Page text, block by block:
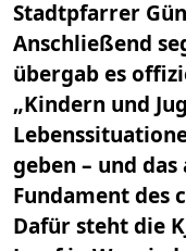
Stadtpfarrer
Anschließend
übergab es
„Kindern und
geben – und
Fundament des
Dafür steht die